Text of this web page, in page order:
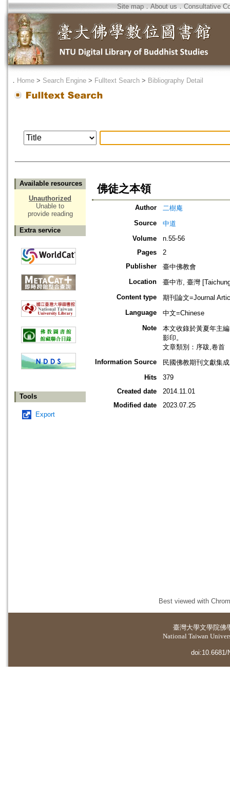
Site map．About us ． Consultative
． Home > Search Engine > Fulltext Search > Bibliography Detail
Available resources
Unauthorized
Unable to
provide reading
Extra service
Tools
Export
佛徒之本領
Author
二樹庵
Source
中道
Volume
n.55-56
Pages
2
Publisher
臺中佛教會
Location
臺中市, 臺灣
Content type
期刊論文=Journal
Language
中文=Chinese
Note
本文收錄於黃夏年主
影印。
文章類別：序跋,卷首
Information Source
民國佛教期刊文獻集
Hits
379
Created date
2014.11.01
Modified date
2023.07.25
Best viewed with
臺灣大學文學院佛
National Taiwan
doi:10.6681/